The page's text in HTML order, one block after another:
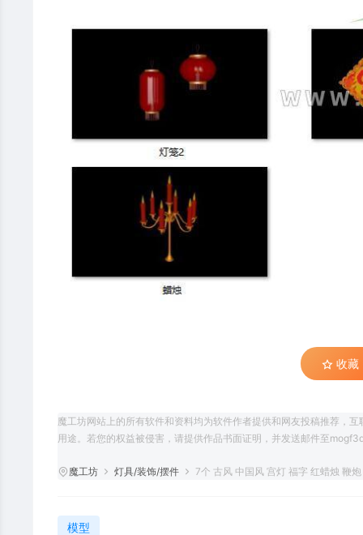
收藏
魔工坊网站上的所有软件和资料均为软件作者提供和网友投稿推荐，
用途。若您的权益被侵害，请提供作品书面证明，并发送邮件至
魔工坊 灯具/装饰/摆件 7个 古风 中国风 宫灯 福字 红蜡烛 鞭
模型